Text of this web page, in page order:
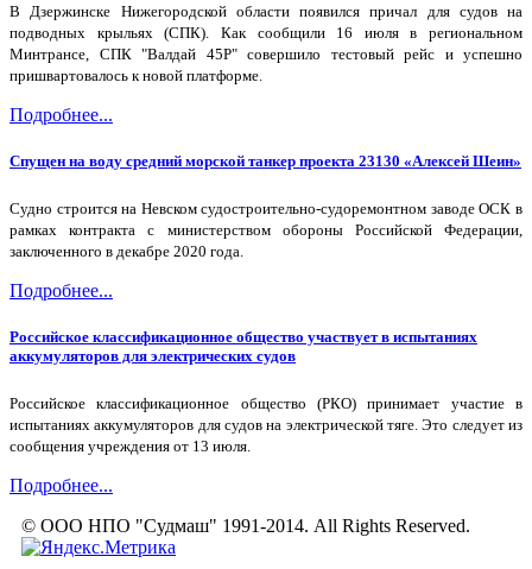
В Дзержинске Нижегородской области появился причал для судов на
подводных крыльях (СПК). Как сообщили 16 июля в региональном
Минтрансе, СПК "Валдай 45Р" совершило тестовый рейс и успешно
пришвартовалось к новой платформе.
Подробнее...
Спущен на воду средний морской танкер проекта 23130 «Алексей Шеин»
Судно строится на Невском судостроительно-судоремонтном заводе ОСК в
рамках контракта с министерством обороны Российской Федерации,
заключенного в декабре 2020 года.
Подробнее...
Российское классификационное общество участвует в испытаниях
аккумуляторов для электрических судов
Российское классификационное общество (РКО) принимает участие в
испытаниях аккумуляторов для судов на электрической тяге. Это следует из
сообщения учреждения от 13 июля.
Подробнее...
© ООО НПО "Судмаш" 1991-2014. All Rights Reserved.